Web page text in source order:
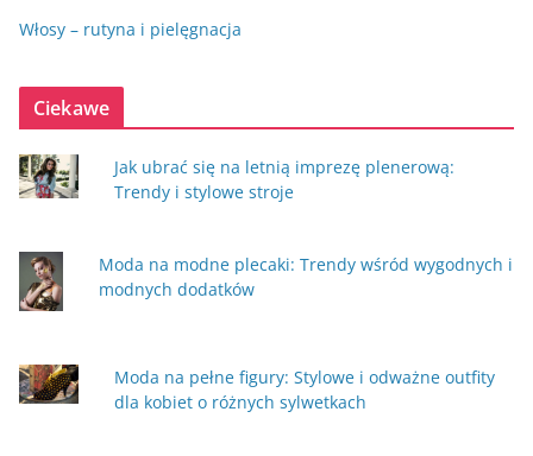
Włosy – rutyna i pielęgnacja
Ciekawe
Jak ubrać się na letnią imprezę plenerową:
Trendy i stylowe stroje
Moda na modne plecaki: Trendy wśród wygodnych i
modnych dodatków
Moda na pełne figury: Stylowe i odważne outfity
dla kobiet o różnych sylwetkach